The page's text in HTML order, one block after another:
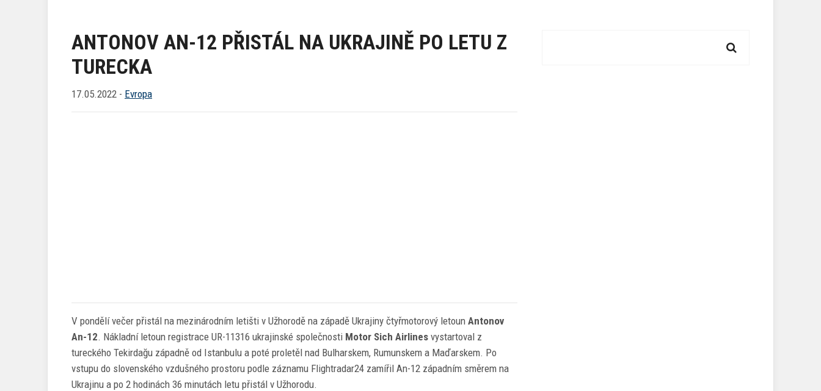
ANTONOV AN-12 PŘISTÁL NA UKRAJINĚ PO LETU Z
TURECKA
17.05.2022 - Evropa
V pondělí večer přistál na mezinárodním letišti v Užhorodě na západě Ukrajiny čtyřmotorový letoun Antonov
An-12. Nákladní letoun registrace UR-11316 ukrajinské společnosti Motor Sich Airlines vystartoval z
tureckého Tekirdağu západně od Istanbulu a poté proletěl nad Bulharskem, Rumunskem a Maďarskem. Po
vstupu do slovenského vzdušného prostoru podle záznamu Flightradar24 zamířil An-12 západním směrem na
Ukrajinu a po 2 hodinách 36 minutách letu přistál v Užhorodu.